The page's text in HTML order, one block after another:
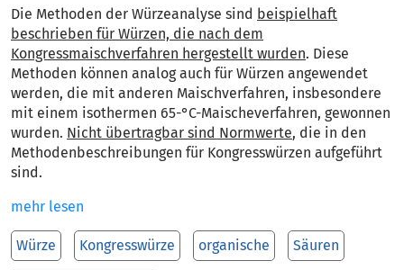
Die Methoden der Würzeanalyse sind beispielhaft
beschrieben für Würzen, die nach dem
Kongressmaischverfahren hergestellt wurden. Diese
Methoden können analog auch für Würzen angewendet
werden, die mit anderen Maischverfahren, insbesondere
mit einem isothermen 65-°C-Maischeverfahren, gewonnen
wurden. Nicht übertragbar sind Normwerte, die in den
Methodenbeschreibungen für Kongresswürzen aufgeführt
sind.
mehr lesen
Würze Kongresswürze organische Säuren